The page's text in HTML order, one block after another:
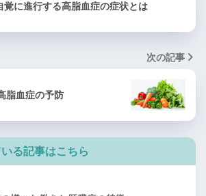
覚に進行する高脂血症の症状とは
次の記事
脂血症の予防
る記事はこちら